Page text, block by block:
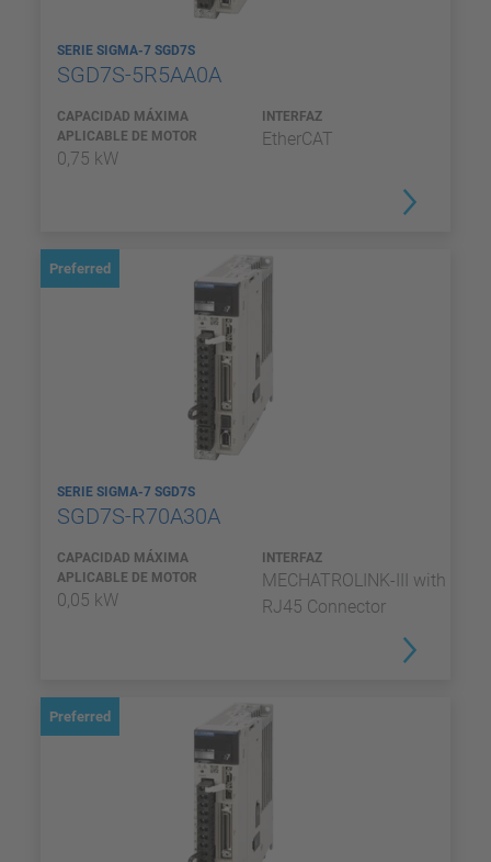
SERIE SIGMA-7 SGD7S
SGD7S-5R5AA0A
CAPACIDAD MÁXIMA
APLICABLE DE MOTOR
0,75 kW
INTERFAZ
EtherCAT
Preferred
SERIE SIGMA-7 SGD7S
SGD7S-R70A30A
CAPACIDAD MÁXIMA
APLICABLE DE MOTOR
0,05 kW
INTERFAZ
MECHATROLINK-III with
RJ45 Connector
Preferred